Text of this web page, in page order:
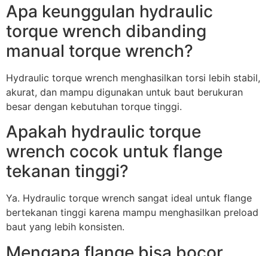
Apa keunggulan hydraulic
torque wrench dibanding
manual torque wrench?
Hydraulic torque wrench menghasilkan torsi lebih stabil,
akurat, dan mampu digunakan untuk baut berukuran
besar dengan kebutuhan torque tinggi.
Apakah hydraulic torque
wrench cocok untuk flange
tekanan tinggi?
Ya. Hydraulic torque wrench sangat ideal untuk flange
bertekanan tinggi karena mampu menghasilkan preload
baut yang lebih konsisten.